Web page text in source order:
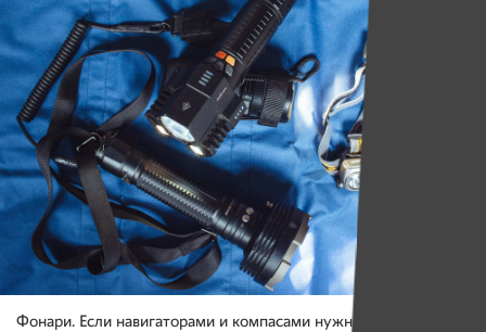
Фонари. Если навигаторами и компасами нужно уметь